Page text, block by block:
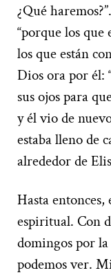
¿Qué
“porque los que
los que están
Dios ora por él:
sus ojos para
y él vio de
estaba lleno de
alrededor de
Hasta
espiritual. Con
domingos por
podemos ver.